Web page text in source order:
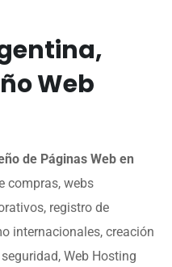
Web
de Páginas Web en
compras, webs
registro de
internacionales, creación
Web Hosting